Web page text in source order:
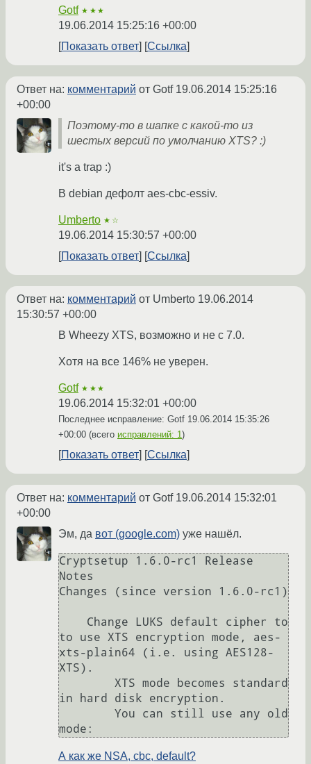
Gotf ★★★
19.06.2014 15:25:16 +00:00
Показать ответ
Ссылка
Ответ на: комментарий от Gotf 19.06.2014 15:25:16
+00:00
Поэтому-то в шапке с какой-то из
шестых версий по умолчанию XTS? :)
it's a trap :)
В debian дефолт aes-cbc-essiv.
Umberto ★☆
19.06.2014 15:30:57 +00:00
Показать ответ
Ссылка
Ответ на: комментарий от Umberto 19.06.2014
15:30:57 +00:00
В Wheezy XTS, возможно и не с 7.0.
Хотя на все 146% не уверен.
Gotf ★★★
19.06.2014 15:32:01 +00:00
Последнее исправление: Gotf 19.06.2014 15:35:26
+00:00 (всего исправлений: 1)
Показать ответ Ссылка
Ответ на: комментарий от Gotf 19.06.2014 15:32:01
+00:00
Эм, да вот (google.com) уже нашёл.
Cryptsetup 1.6.0-rc1 Release
Notes
Changes (since version 1.6.0-rc1)
to use XTS encryption mode, aes-
xts-plain64 (i.e. using AES128-
XTS).
in hard disk encryption.
А как же NSA, cbc, default?